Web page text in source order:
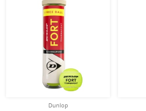
Dunlop